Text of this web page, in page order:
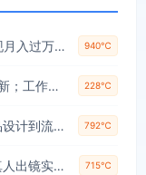
闲鱼小众暴利赛道，靠卖虚拟资源实现月入过万，谁做谁赚钱 940℃
阿里巴巴1688店铺基建实操课-8月更新；工作台下载到旺铺装修客服分流，手把手搞定开店全部必备操作 228℃
财务IP变现必修课：从定位策略、产品设计到流量变现形成完整闭环 792℃
抖音快手财神爷AI智能直播间，无需真人出镜实时互动，不封号礼物打赏赚到手软 715℃